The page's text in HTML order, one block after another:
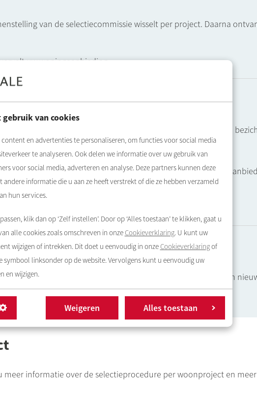
gebruik van cookies
en advertenties te personaliseren, om functies voor social media
te analyseren. Ook delen we informatie over uw gebruik van
voor social media, adverteren en analyse. Deze partners kunnen deze
andere informatie die u aan ze heeft verstrekt of die ze hebben verzameld
hun services.
klik dan op ‘Zelf instellen’. Door op ‘Alles toestaan’ te klikken, gaat u
alle cookies zoals omschreven in onze Cookieverklaring. U kunt uw
wijzigen of intrekken. Dit doet u eenvoudig in onze Cookieverklaringof
symbool linksonder op de website. Vervolgens kunt u eenvoudig uw
en wijzigen.
Weigeren Alles toestaan
van de selectiecommissie wisselt per project. Daarna
uw woningaanbieding.
wij u om vooraf aan te geven of u aanwezig zal zijn. Tijdens de
kandidaat vinden voor de woning en u geen
Amsterdam, dan krijgt u de woning aangeboden.
die u bij ons heeft ingeleverd? Gefeliciteerd! U heeft een
informatie over de selectieprocedure per woonproject en